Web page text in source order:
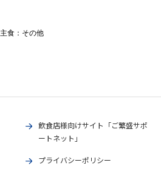
主食：その他
飲食店様向けサイト「ご繁盛サポ
ートネット」
プライバシーポリシー